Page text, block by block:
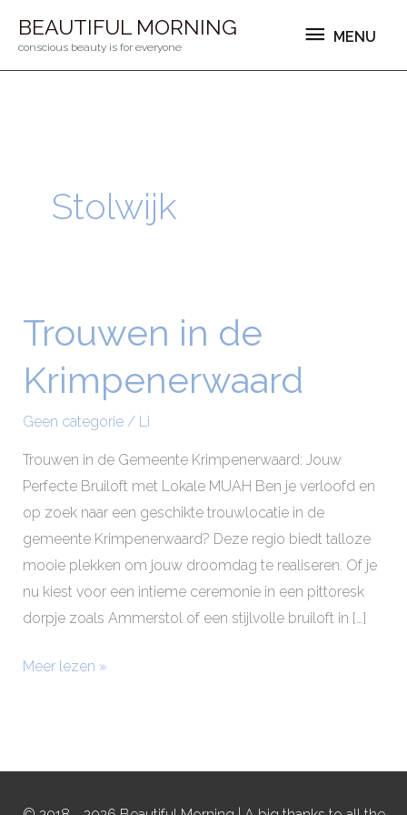
naarBEAUTIFUL MORNING
conscious beauty is for everyone
MENU
MENU
Stolwijk
Trouwen in de
Krimpenerwaard
Geen categorie/ Li
Trouwen in de Gemeente Krimpenerwaard: Jouw
Perfecte Bruiloft met Lokale MUAH Ben je verloofd en
op zoek naar een geschikte trouwlocatie in de
gemeente Krimpenerwaard? Deze regio biedt talloze
mooie plekken om jouw droomdag te realiseren. Of je
nu kiest voor een intieme ceremonie in een pittoresk
dorpje zoals Ammerstol of een stijlvolle bruiloft in […]
Trouwen
de
Krimpenerwaard
Meer lezen »